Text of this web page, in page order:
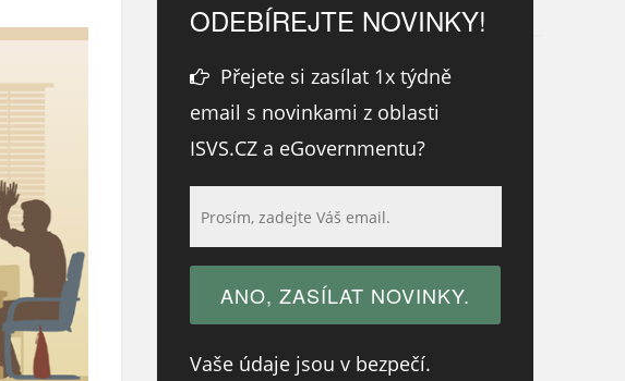
ODEBÍREJTE NOVINKY!
Přejete si zasílat 1x týdně
email s novinkami z oblasti
ISVS.CZ a eGovernmentu?
Vaše údaje jsou v bezpečí.